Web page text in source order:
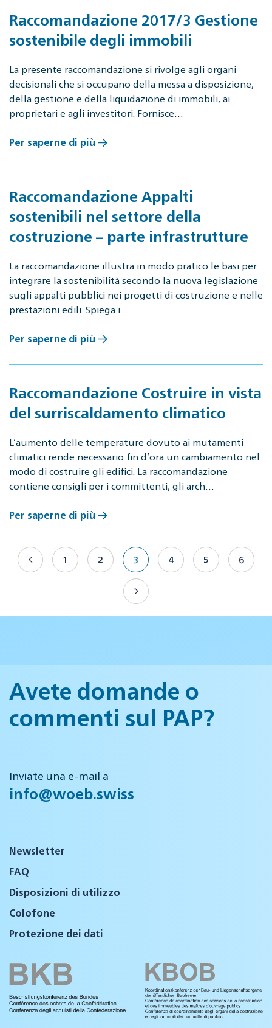
Raccomandazione 2017/3 Gestione
sostenibile degli immobili
La presente raccomandazione si rivolge agli organi
decisionali che si occupano della messa a disposizione,
della gestione e della liquidazione di immobili, ai
proprietari e agli investitori. Fornisce…
Per saperne di più
Raccomandazione Appalti
sostenibili nel settore della
costruzione – parte infrastrutture
La raccomandazione illustra in modo pratico le basi per
integrare la sostenibilità secondo la nuova legislazione
sugli appalti pubblici nei progetti di costruzione e nelle
prestazioni edili. Spiega i…
Per saperne di più
Raccomandazione Costruire in vista
del surriscaldamento climatico
L’aumento delle temperature dovuto ai mutamenti
climatici rende necessario fin d’ora un cambiamento nel
modo di costruire gli edifici. La raccomandazione
contiene consigli per i committenti, gli arch…
Per saperne di più
1 2 3 4 5 6
Avete domande o
commenti sul PAP?
Inviate una e-mail a
info@woeb.swiss
Newsletter
FAQ
Disposizioni di utilizzo
Colofone
Protezione dei dati